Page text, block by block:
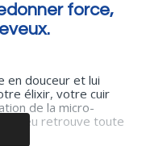
force,
en douceur et lui
élixir, votre cuir
de la micro-
retrouve toute